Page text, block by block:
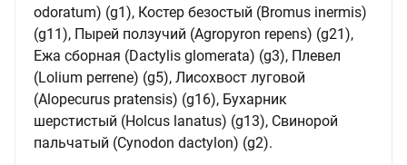
odoratum) (g1), Костер безостый (Bromus inermis)
(g11), Пырей ползучий (Agropyron repens) (g21),
Ежа сборная (Dactylis glomerata) (g3), Плевел
(Lolium perrene) (g5), Лисохвост луговой
(Alopecurus pratensis) (g16), Бухарник
шерстистый (Holcus lanatus) (g13), Свинорой
пальчатый (Cynodon dactylon) (g2).